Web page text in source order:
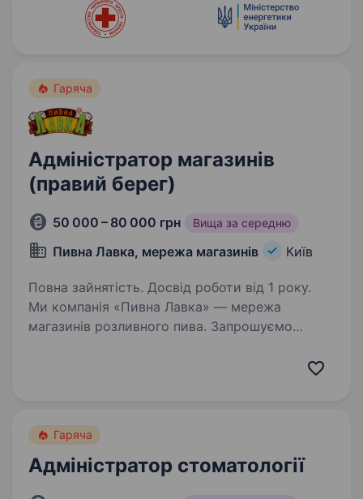
Гаряча
Адміністратор магазинів
(правий берег)
50 000 – 80 000 грн Вища за середню
Пивна Лавка, мережа магазинів Київ
Повна зайнятість. Досвід роботи від 1 року.
Ми компанія «Пивна Лавка» — мережа
магазинів розливного пива. Запрошуємо
адміністратора , який готовий розвиватися
Гаряча
Адміністратор стоматології